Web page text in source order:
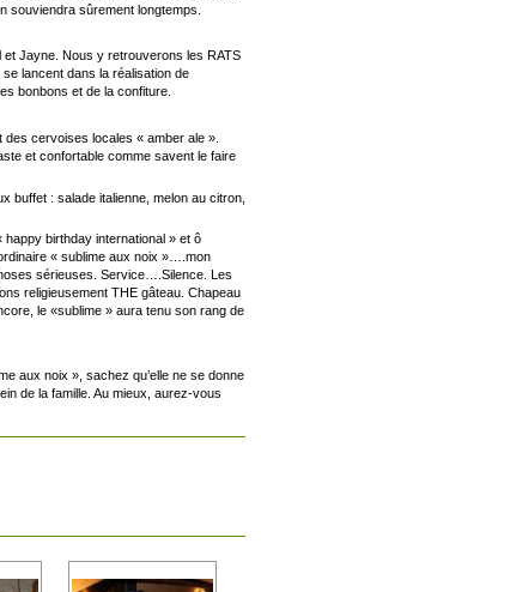
souviendra sûrement longtemps.
et Jayne. Nous y retrouverons les RATS
lancent dans la réalisation de
bonbons et de la confiture.
des cervoises locales « amber ale ».
et confortable comme savent le faire
buffet : salade italienne, melon au citron,
happy birthday international » et ô
« sublime aux noix »….mon
sérieuses. Service….Silence. Les
religieusement THE gâteau. Chapeau
le «sublime » aura tenu son rang de
aux noix », sachez qu’elle ne se donne
de la famille. Au mieux, aurez-vous